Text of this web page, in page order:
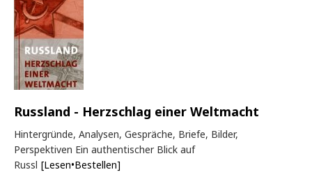
Russland - Herzschlag einer Weltmacht
Hintergründe, Analysen, Gespräche, Briefe, Bilder,
Perspektiven Ein authentischer Blick auf
Russl [Lesen•Bestellen]